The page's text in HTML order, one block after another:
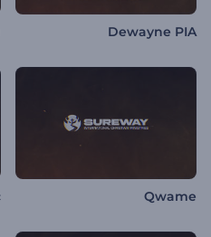
Dewayne PIA
Qwame